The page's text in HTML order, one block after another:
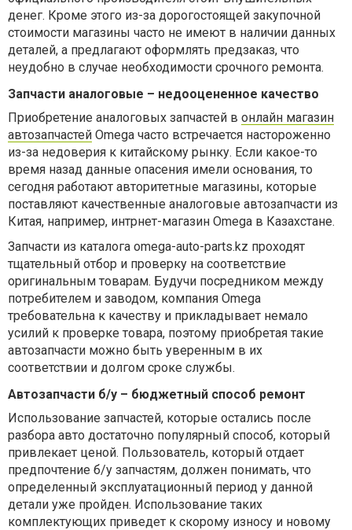
денег. Кроме этого из-за дорогостоящей закупочной
стоимости магазины часто не имеют в наличии данных
деталей, а предлагают оформлять предзаказ, что
неудобно в случае необходимости срочного ремонта.
Запчасти аналоговые – недооцененное качество
Приобретение аналоговых запчастей в онлайн магазин
автозапчастей Omega часто встречается настороженно
из-за недоверия к китайскому рынку. Если какое-то
время назад данные опасения имели основания, то
сегодня работают авторитетные магазины, которые
поставляют качественные аналоговые автозапчасти из
Китая, например, интрнет-магазин Omega в Казахстане.
Запчасти из каталога omega-auto-parts.kz проходят
тщательный отбор и проверку на соответствие
оригинальным товарам. Будучи посредником между
потребителем и заводом, компания Omega
требовательна к качеству и прикладывает немало
усилий к проверке товара, поэтому приобретая такие
автозапчасти можно быть уверенным в их
соответствии и долгом сроке службы.
Автозапчасти б/у – бюджетный способ ремонт
Использование запчастей, которые остались после
разбора авто достаточно популярный способ, который
привлекает ценой. Пользователь, который отдает
предпочтение б/у запчастям, должен понимать, что
определенный эксплуатационный период у данной
детали уже пройден. Использование таких
комплектующих приведет к скорому износу и новому